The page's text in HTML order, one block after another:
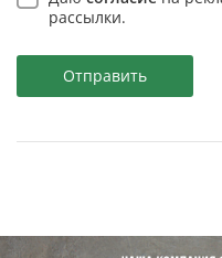
рассылки.
Отправить